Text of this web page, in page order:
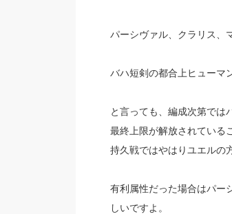
パーシヴァル、クラリス、
バハ短剣の都合上ヒューマ
と言っても、編成次第では
最終上限が解放されている
持久戦ではやはりユエルの
有利属性だった場合はパー
しいですよ。